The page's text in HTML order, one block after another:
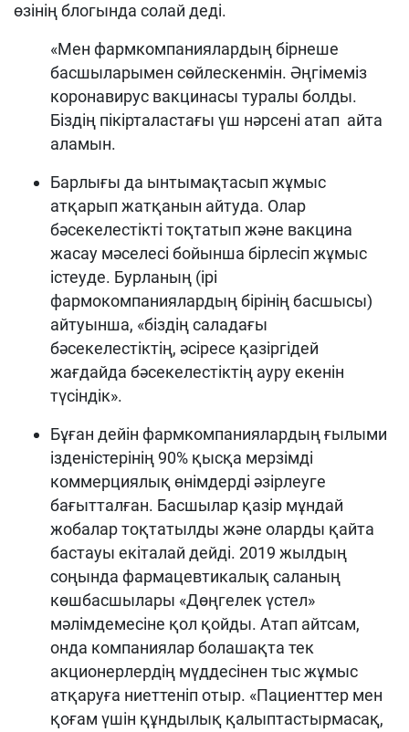
өзінің блогында солай деді.
«Мен фармкомпаниялардың бірнеше
басшыларымен сөйлескенмін. Әңгімеміз
коронавирус вакцинасы туралы болды.
Біздің пікірталастағы үш нәрсені атап айта
аламын.
Барлығы да ынтымақтасып жұмыс
атқарып жатқанын айтуда. Олар
бәсекелестікті тоқтатып және вакцина
жасау мәселесі бойынша бірлесіп жұмыс
істеуде. Бурланың (ірі
фармокомпаниялардың бірінің басшысы)
айтуынша, «біздің саладағы
бәсекелестіктің, әсіресе қазіргідей
жағдайда бәсекелестіктің ауру екенін
түсіндік».
Бұған дейін фармкомпаниялардың ғылыми
ізденістерінің 90% қысқа мерзімді
коммерциялық өнімдерді әзірлеуге
бағытталған. Басшылар қазір мұндай
жобалар тоқтатылды және оларды қайта
бастауы екіталай дейді. 2019 жылдың
соңында фармацевтикалық саланың
көшбасшылары «Дөңгелек үстел»
мәлімдемесіне қол қойды. Атап айтсам,
онда компаниялар болашақта тек
акционерлердің мүддесінен тыс жұмыс
атқаруға ниеттеніп отыр. «Пациенттер мен
қоғам үшін құндылық қалыптастырмасақ,